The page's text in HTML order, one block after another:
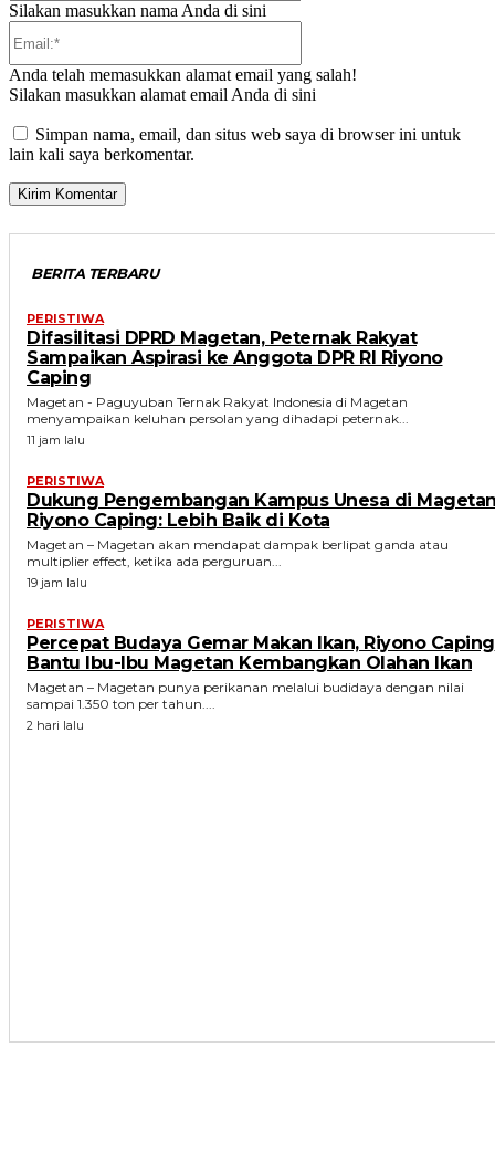
Silakan masukkan nama Anda di sini
Anda telah memasukkan alamat email yang salah!
Silakan masukkan alamat email Anda di sini
Simpan nama, email, dan situs web saya di browser ini untuk
lain kali saya berkomentar.
BERITA TERBARU
PERISTIWA
Difasilitasi DPRD Magetan, Peternak Rakyat
Sampaikan Aspirasi ke Anggota DPR RI Riyono
Caping
Magetan - Paguyuban Ternak Rakyat Indonesia di Magetan
menyampaikan keluhan persolan yang dihadapi peternak...
11 jam lalu
PERISTIWA
Dukung Pengembangan Kampus Unesa di
Riyono Caping: Lebih Baik di Kota
Magetan – Magetan akan mendapat dampak berlipat ganda atau
multiplier effect, ketika ada perguruan...
19 jam lalu
PERISTIWA
Percepat Budaya Gemar Makan Ikan, Riyono Caping
Bantu Ibu-Ibu Magetan Kembangkan Olahan Ikan
Magetan – Magetan punya perikanan melalui budidaya dengan nilai
sampai 1.350 ton per tahun....
2 hari lalu